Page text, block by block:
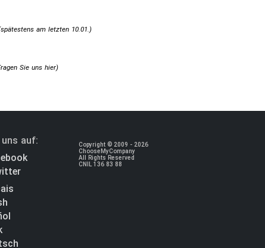
am letzten 10.01.)
Sie uns hier)
uns auf:
Copyright © 2009 - 2026
ChooseMyCompany
All Rights Reserved
CNIL 136 83 88